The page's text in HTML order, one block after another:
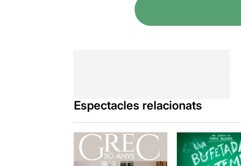
Espectacles relacionats